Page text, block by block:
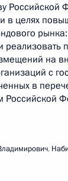
Российской
в целях
рынка:
на
с
в
Российской
,